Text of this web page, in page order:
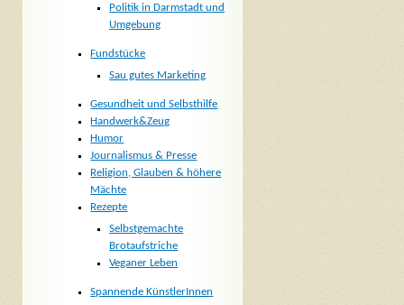
Politik in Darmstadt und
Umgebung
Fundstücke
Sau gutes Marketing
Gesundheit und Selbsthilfe
Handwerk&Zeug
Humor
Journalismus & Presse
Religion, Glauben & höhere
Mächte
Rezepte
Selbstgemachte
Brotaufstriche
Veganer Leben
Spannende KünstlerInnen